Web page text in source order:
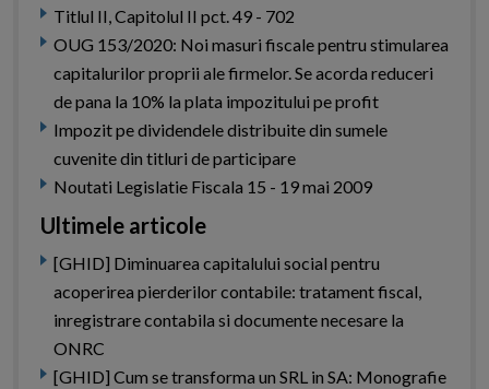
Titlul II, Capitolul II pct. 49 - 702
OUG 153/2020: Noi masuri fiscale pentru stimularea
capitalurilor proprii ale firmelor. Se acorda reduceri
de pana la 10% la plata impozitului pe profit
Impozit pe dividendele distribuite din sumele
cuvenite din titluri de participare
Noutati Legislatie Fiscala 15 - 19 mai 2009
Ultimele articole
[GHID] Diminuarea capitalului social pentru
acoperirea pierderilor contabile: tratament fiscal,
inregistrare contabila si documente necesare la
ONRC
[GHID] Cum se transforma un SRL in SA: Monografie